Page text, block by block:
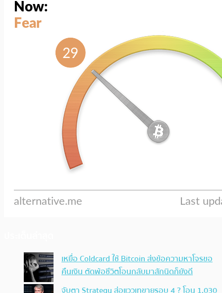
เหยื่อ Coldcard ใช้ Bitcoin ส่งข้อความหาโจรขอ
คืนเงิน ตัดพ้อชีวิตโอนกลับมาสักนิดก็ยังดี